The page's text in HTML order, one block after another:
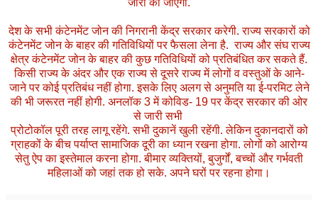
जारी की जाएगी.
देश के सभी कंटेनमेंट जोन की निगरानी केंद्र सरकार करेगी. राज्य सरकारों को
कंटेनमेंट जोन के बाहर की गतिविधियों पर फैसला लेना है. राज्य और संघ राज्य
क्षेत्र कंटेनमेंट जोन के बाहर की कुछ गतिविधियों को प्रतिबंधित कर सकते हैं.
किसी राज्य के अंदर और एक राज्य से दूसरे राज्य में लोगों व वस्तुओं के आने-
जाने पर कोई प्रतिबंध नहीं होगा. इसके लिए अलग से अनुमति या ई-परमिट लेने
की भी जरूरत नहीं होगी. अनलॉक 3 में कोविड- 19 पर केंद्र सरकार की ओर
से जारी सभी
प्रोटोकॉल पूरी तरह लागू रहेंगे. सभी दुकानें खुली रहेंगी. लेकिन दुकानदारों को
ग्राहकों के बीच पर्याप्त सामाजिक दूरी का ध्यान रखना होगा. लोगों को आरोग्य
सेतु ऐप का इस्तेमाल करना होगा. बीमार व्यक्तियों, बुजुर्गों, बच्चों और गर्भवती
महिलाओं को जहां तक हो सके. अपने घरों पर रहना होगा।